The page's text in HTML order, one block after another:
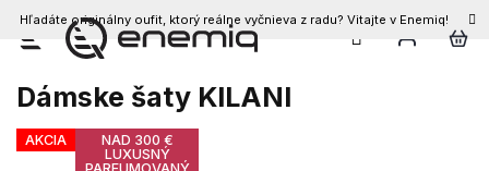
Prejsť
obsah
Hľadáte originálny oufit, ktorý reálne vyčnieva z radu? Vitajte v Enemiq!
Dámske šaty KILANI
AKCIA
NAD 300 €
LUXUSNÝ